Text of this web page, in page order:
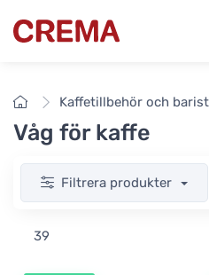
Crema
Framsidan
Kaffetillbehör och
Våg för kaffe
Filtrera produkter
39